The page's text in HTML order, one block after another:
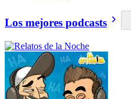
Los mejores podcasts